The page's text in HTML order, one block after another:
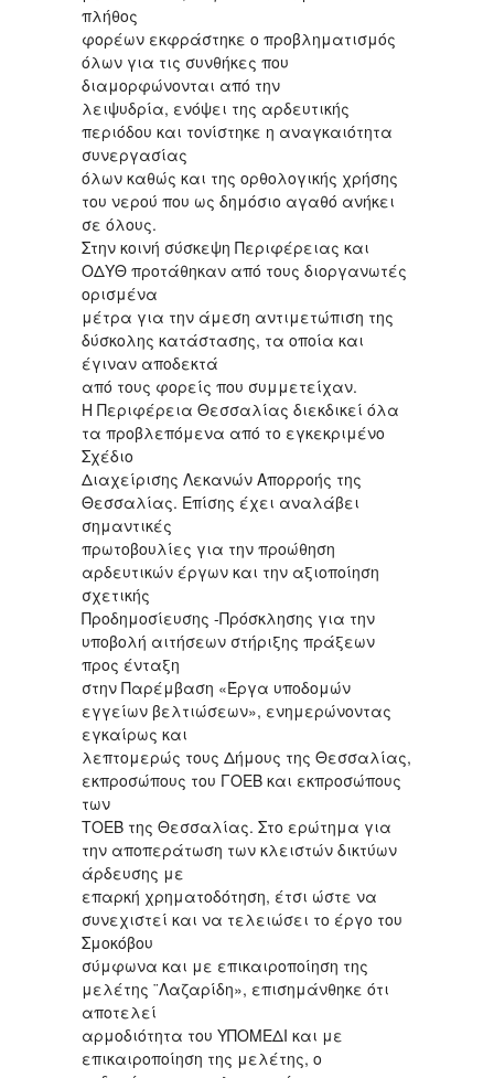
πλήθος
φορέων εκφράστηκε ο προβληματισμός
όλων για τις συνθήκες που
διαμορφώνονται από την
λειψυδρία, ενόψει της αρδευτικής
περιόδου και τονίστηκε η αναγκαιότητα
συνεργασίας
όλων καθώς και της ορθολογικής χρήσης
του νερού που ως δημόσιο αγαθό ανήκει
σε όλους.
Στην κοινή σύσκεψη Περιφέρειας και
ΟΔΥΘ προτάθηκαν από τους διοργανωτές
ορισμένα
μέτρα για την άμεση αντιμετώπιση της
δύσκολης κατάστασης, τα οποία και
έγιναν αποδεκτά
από τους φορείς που συμμετείχαν.
Η Περιφέρεια Θεσσαλίας διεκδικεί όλα
τα προβλεπόμενα από το εγκεκριμένο
Σχέδιο
Διαχείρισης Λεκανών Απορροής της
Θεσσαλίας. Επίσης έχει αναλάβει
σημαντικές
πρωτοβουλίες για την προώθηση
αρδευτικών έργων και την αξιοποίηση
σχετικής
Προδημοσίευσης -Πρόσκλησης για την
υποβολή αιτήσεων στήριξης πράξεων
προς ένταξη
στην Παρέμβαση «Έργα υποδομών
εγγείων βελτιώσεων», ενημερώνοντας
εγκαίρως και
λεπτομερώς τους Δήμους της Θεσσαλίας,
εκπροσώπους του ΓΟΕΒ και εκπροσώπους
των
ΤΟΕΒ της Θεσσαλίας. Στο ερώτημα για
την αποπεράτωση των κλειστών δικτύων
άρδευσης με
επαρκή χρηματοδότηση, έτσι ώστε να
συνεχιστεί και να τελειώσει το έργο του
Σμοκόβου
σύμφωνα και με επικαιροποίηση της
μελέτης ¨Λαζαρίδη», επισημάνθηκε ότι
αποτελεί
αρμοδιότητα του ΥΠΟΜΕΔΙ και με
επικαιροποίηση της μελέτης, ο